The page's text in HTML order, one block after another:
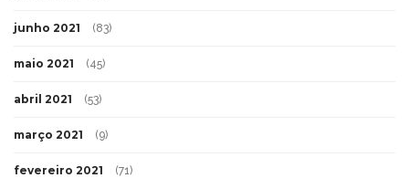
junho 2021 (83)
maio 2021 (45)
abril 2021 (53)
março 2021 (9)
fevereiro 2021 (71)